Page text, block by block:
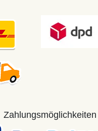
Zahlungsmöglichkeiten